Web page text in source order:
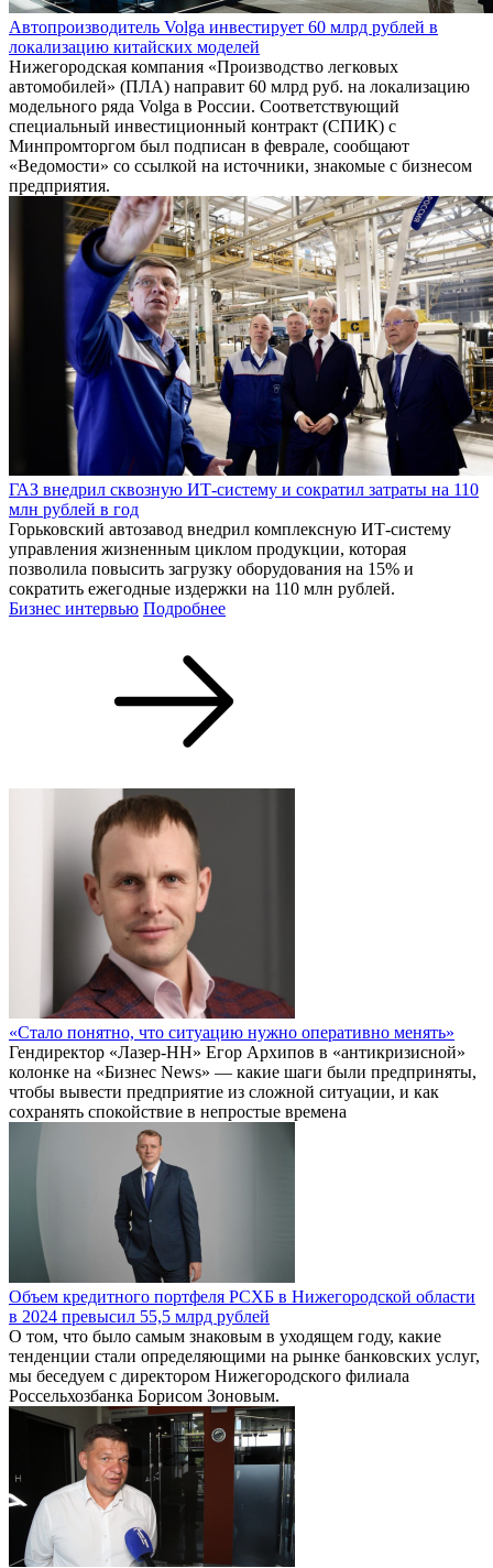
Автопроизводитель Volga инвестирует 60 млрд рублей в
локализацию китайских моделей
Нижегородская компания «Производство легковых
автомобилей» (ПЛА) направит 60 млрд руб. на локализацию
модельного ряда Volga в России. Соответствующий
специальный инвестиционный контракт (СПИК) с
Минпромторгом был подписан в феврале, сообщают
«Ведомости» со ссылкой на источники, знакомые с бизнесом
предприятия.
ГАЗ внедрил сквозную ИТ-систему и сократил затраты на 110
млн рублей в год
Горьковский автозавод внедрил комплексную ИТ-систему
управления жизненным циклом продукции, которая
позволила повысить загрузку оборудования на 15% и
сократить ежегодные издержки на 110 млн рублей.
Бизнес интервью Подробнее
«Стало понятно, что ситуацию нужно оперативно менять»
Гендиректор «Лазер-НН» Егор Архипов в «антикризисной»
колонке на «Бизнес News» — какие шаги были предприняты,
чтобы вывести предприятие из сложной ситуации, и как
сохранять спокойствие в непростые времена
Объем кредитного портфеля РСХБ в Нижегородской области
в 2024 превысил 55,5 млрд рублей
О том, что было самым знаковым в уходящем году, какие
тенденции стали определяющими на рынке банковских услуг,
мы беседуем с директором Нижегородского филиала
Россельхозбанка Борисом Зоновым.